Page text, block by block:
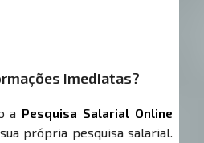
Imediatas?
a Pesquisa Salarial Online
própria pesquisa salarial.